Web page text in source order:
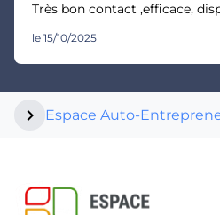
Très bon contact ,efficace,
le 15/10/2025
chevron_right Espace Auto-